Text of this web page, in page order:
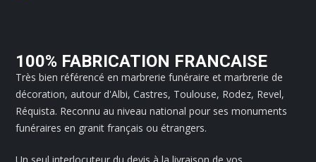
100% FABRICATION FRANCAISE
Très bien référencé en marbrerie funéraire et marbrerie de
décoration, autour d'Albi, Castres, Toulouse, Rodez, Revel,
Réquista. Reconnu au niveau national pour ses monuments
funéraires en granit français ou étrangers.